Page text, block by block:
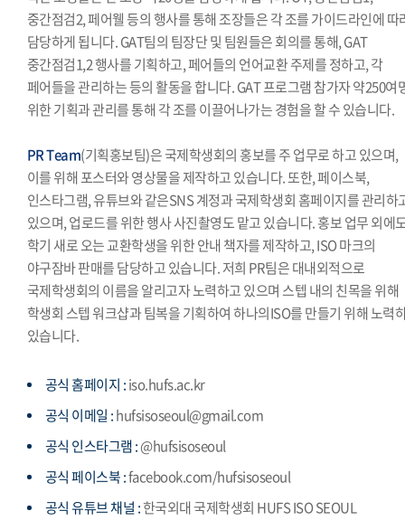
중간점검2, 페어웰 등의 행사를 통해 조장들은 각 조를 가이드라인에 따
담당하게 됩니다. GAT팀의 팀장단 및 팀원들은 회의를 통해, GAT
중간점검1,2 행사를 기획하고, 페어들의 언어교환 주제를 정하고, 각
페어들을 관리하는 등의 활동을 합니다. GAT 프로그램 참가자 약250여
위한 기획과 관리를 통해 각 조를 이끌어나가는 경험을 할 수 있습니다.
PR Team(기획홍보팀)은 국제학생회의 홍보를 주 업무로 하고 있으며,
이를 위해 포스터와 영상물을 제작하고 있습니다. 또한, 페이스북,
인스타그램, 유튜브와 같은SNS 계정과 국제학생회 홈페이지를 관리하
있으며, 업로드를 위한 행사 사진촬영도 맡고 있습니다. 홍보 업무 외에
학기 새로 오는 교환학생을 위한 안내 책자를 제작하고, ISO 마크의
야구잠바 판매를 담당하고 있습니다. 저희 PR팀은 대내외적으로
국제학생회의 이름을 알리고자 노력하고 있으며 스텝 내의 친목을 위해
학생회 스텝 워크샵과 팀복을 기획하여 하나의ISO를 만들기 위해 노력
있습니다.
공식 홈페이지 :iso.hufs.ac.kr
공식 이메일 :hufsisoseoul@gmail.com
공식 인스타그램 :@hufsisoseoul
공식 페이스북 :facebook.com/hufsisoseoul
공식 유튜브 채널 :한국외대 국제학생회 HUFS ISO SEOUL